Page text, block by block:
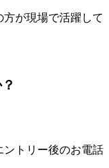
が現場で活躍して
ントリー後のお電話